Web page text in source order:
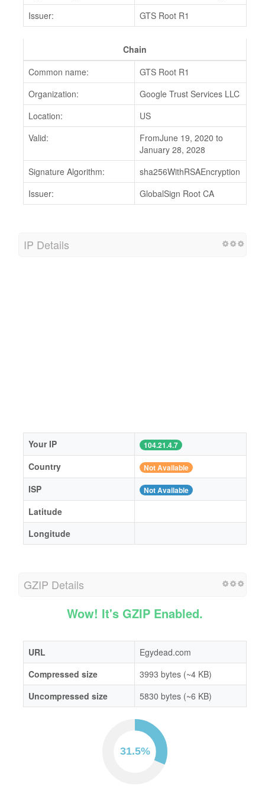
Issuer:
GTS Root R1
Chain
Common name:
GTS Root R1
Organization:
Google Trust Services LLC
Location:
US
Valid:
FromJune 19, 2020 to
January 28, 2028
Signature Algorithm:
sha256WithRSAEncryption
Issuer:
GlobalSign Root CA
IP Details
Your IP 104.21.4.7
Country Not Available
ISP Not Available
Latitude
Longitude
GZIP Details
Wow! It's GZIP Enabled.
URL
Egydead.com
Compressed size
3993 bytes (~4 KB)
Uncompressed size
5830 bytes (~6 KB)